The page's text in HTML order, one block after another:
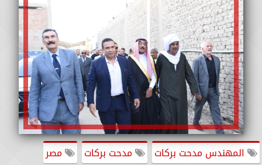
المهندس مدحت بركات مدحت بركات مصر